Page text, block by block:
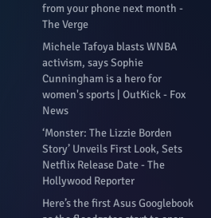
from your phone next month -
The Verge
Michele Tafoya blasts WNBA
activism, says Sophie
Cunningham is a hero for
women's sports | OutKick - Fox
News
‘Monster: The Lizzie Borden
Story’ Unveils First Look, Sets
Netflix Release Date - The
Hollywood Reporter
Here’s the first Asus Googlebook